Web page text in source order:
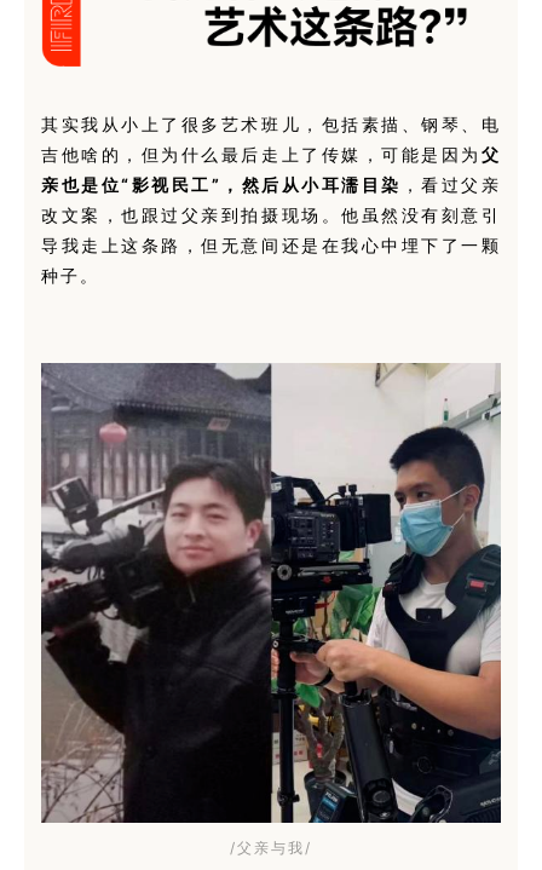
其实我从小上了很多艺术班儿，包括素描、钢琴、电
吉他啥的，但为什么最后走上了传媒，可能是因为 父
亲也是位“影视民工”，然后从小耳濡目染 ，看过父亲
改文案，也跟过父亲到拍摄现场。他虽然没有刻意引
导我走上这条路，但无意间还是在我心中埋下了一颗
种子。
/父亲与我/